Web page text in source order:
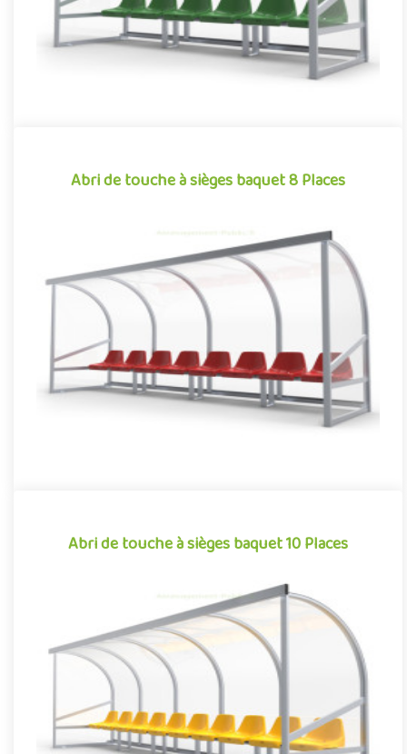
Abri de touche à sièges baquet 8 Places
Abri de touche à sièges baquet 8 Places
Football, rugby, baseball, hockey sur gazon… De nombreux
sports collectifs requièrent, dans leur pratique, la présence de
jou..
Abri de touche à sièges baquet 10 Places
Abri de touche à sièges baquet 10 Places
Football, rugby, baseball, hockey sur gazon… De nombreux
sports collectifs requièrent, dans leur pratique, la présence de
jou..
Offre partenaire